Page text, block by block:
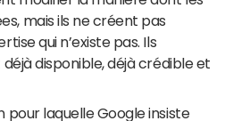
mais ils ne créent pas
qui n’existe pas. Ils
déjà disponible, déjà crédible et
pour laquelle Google insiste